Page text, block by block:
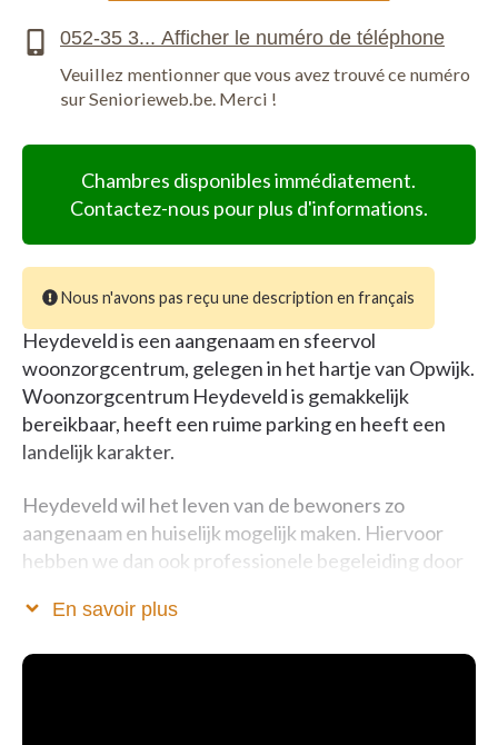
Chambres disponibles immédiatement.
Contactez-nous pour plus d'informations.
Nous n'avons pas reçu une description en français
Heydeveld is een aangenaam en sfeervol
woonzorgcentrum, gelegen in het hartje van Opwijk.
Woonzorgcentrum Heydeveld is gemakkelijk
bereikbaar, heeft een ruime parking en heeft een
landelijk karakter.
Heydeveld wil het leven van de bewoners zo
aangenaam en huiselijk mogelijk maken. Hiervoor
hebben we dan ook professionele begeleiding door
permanentie. Er is ook palliatieve zorgverlening
personen met dementie.
En savoir plus
Veuillez mentionner que vous avez trouvé ce numéro
sur Seniorieweb.be. Merci !